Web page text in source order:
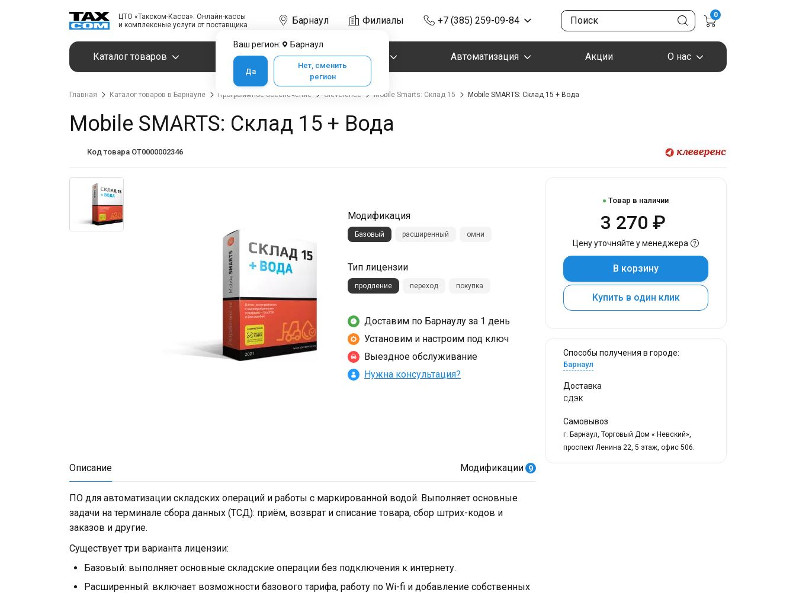
ЦТО «Такском-Касса». Онлайн-кассы
и комплексные услуги от поставщика
Барнаул
Ваш регион: Барнаул
Да
Нет, сменить
регион
Филиалы +7 (385) 259-09-84
0
Каталог товаров Услуги Маркировка Автоматизация Акции О нас
Главная Каталог товаров в Барнауле Программное обеспечение Cleverence Mobile Smarts: Склад 15 Mobile SMARTS: Склад 15 + Вода
Mobile SMARTS: Склад 15 + Вода
Код товара OT0000002346
Модификация
Базовый расширенный омни
Тип лицензии
продление переход покупка
Доставим по Барнаулу за 1 день
Установим и настроим под ключ
Выездное обслуживание
Нужна консультация?
Описание Модификации 9
ПО для автоматизации складских операций и работы с маркированной водой. Выполняет основные
задачи на терминале сбора данных (ТСД): приём, возврат и списание товара, сбор штрих-кодов и
заказов и другие.
Существует три варианта лицензии:
Базовый: выполняет основные складские операции без подключения к интернету.
Расширенный: включает возможности базового тарифа, работу по Wi-fi и добавление собственных
Товар в наличии
3 270 ₽
Цену уточняйте у менеджера
В корзину
Купить в один клик
Способы получения в городе:
Барнаул
Доставка
СДЭК
Самовывоз
г. Барнаул, Торговый Дом « Невский»,
проспект Ленина 22, 5 этаж, офис 506.